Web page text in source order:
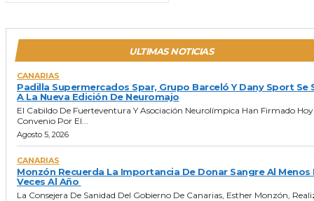
ULTIMAS NOTICIAS
CANARIAS
Padilla Supermercados Spar, Grupo Barceló Y Dany Sport Se
A La Nueva Edición De Neuromajo
El Cabildo De Fuerteventura Y Asociación Neurolímpica Han Firmado
Convenio Por El...
Agosto 5, 2026
CANARIAS
Monzón Recuerda La Importancia De Donar Sangre Al Menos
Veces Al Año
La Consejera De Sanidad Del Gobierno De Canarias, Esther Monzón,